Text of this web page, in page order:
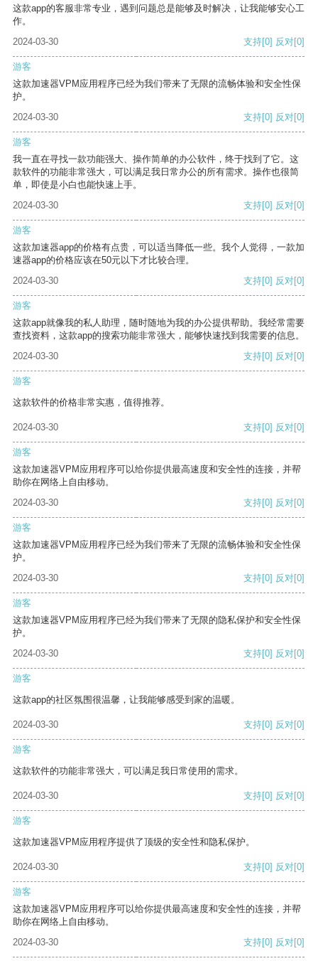
这款app的客服非常专业，遇到问题总是能够及时解决，让我能够安心工
作。
2024-03-30
支持[0] 反对[0]
游客
这款加速器VPM应用程序已经为我们带来了无限的流畅体验和安全性保
护。
2024-03-30
支持[0] 反对[0]
游客
我一直在寻找一款功能强大、操作简单的办公软件，终于找到了它。这
款软件的功能非常强大，可以满足我日常办公的所有需求。操作也很简
单，即使是小白也能快速上手。
2024-03-30
支持[0] 反对[0]
游客
这款加速器app的价格有点贵，可以适当降低一些。我个人觉得，一款加
速器app的价格应该在50元以下才比较合理。
2024-03-30
支持[0] 反对[0]
游客
这款app就像我的私人助理，随时随地为我的办公提供帮助。我经常需要
查找资料，这款app的搜索功能非常强大，能够快速找到我需要的信息。
2024-03-30
支持[0] 反对[0]
游客
这款软件的价格非常实惠，值得推荐。
2024-03-30 支持[0] 反对[0]
游客
这款加速器VPM应用程序可以给你提供最高速度和安全性的连接，并帮
助你在网络上自由移动。
2024-03-30
支持[0] 反对[0]
游客
这款加速器VPM应用程序已经为我们带来了无限的流畅体验和安全性保
护。
2024-03-30
支持[0] 反对[0]
游客
这款加速器VPM应用程序已经为我们带来了无限的隐私保护和安全性保
护。
2024-03-30
支持[0] 反对[0]
游客
这款app的社区氛围很温馨，让我能够感受到家的温暖。
2024-03-30 支持[0] 反对[0]
游客
这款软件的功能非常强大，可以满足我日常使用的需求。
2024-03-30 支持[0] 反对[0]
游客
这款加速器VPM应用程序提供了顶级的安全性和隐私保护。
2024-03-30 支持[0] 反对[0]
游客
这款加速器VPM应用程序可以给你提供最高速度和安全性的连接，并帮
助你在网络上自由移动。
2024-03-30
支持[0] 反对[0]